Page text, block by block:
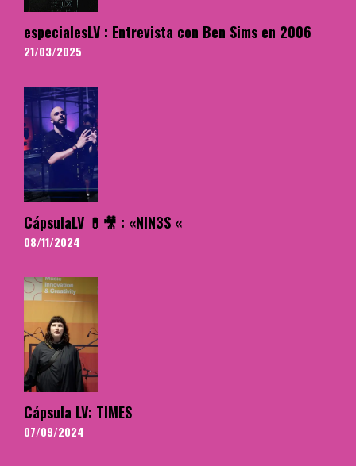
especialesLV : Entrevista con Ben Sims en 2006
21/03/2025
CápsulaLV 💊🎥 : «NIN3S «
08/11/2024
Cápsula LV: TIMES
07/09/2024